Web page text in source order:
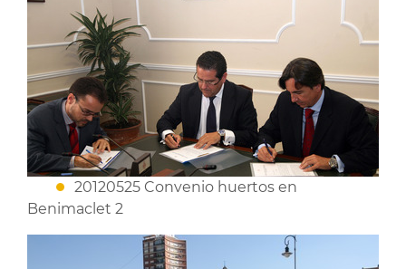
20120525 Convenio huertos en
Benimaclet 2